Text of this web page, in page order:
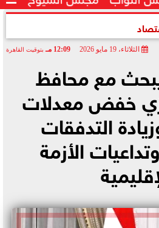
الثلاثاء، 19 مايو 2026 12:09 مـ بتوقيت القاهرة
مع محافظ
خفض معدلات
التدفقات
الأزمة